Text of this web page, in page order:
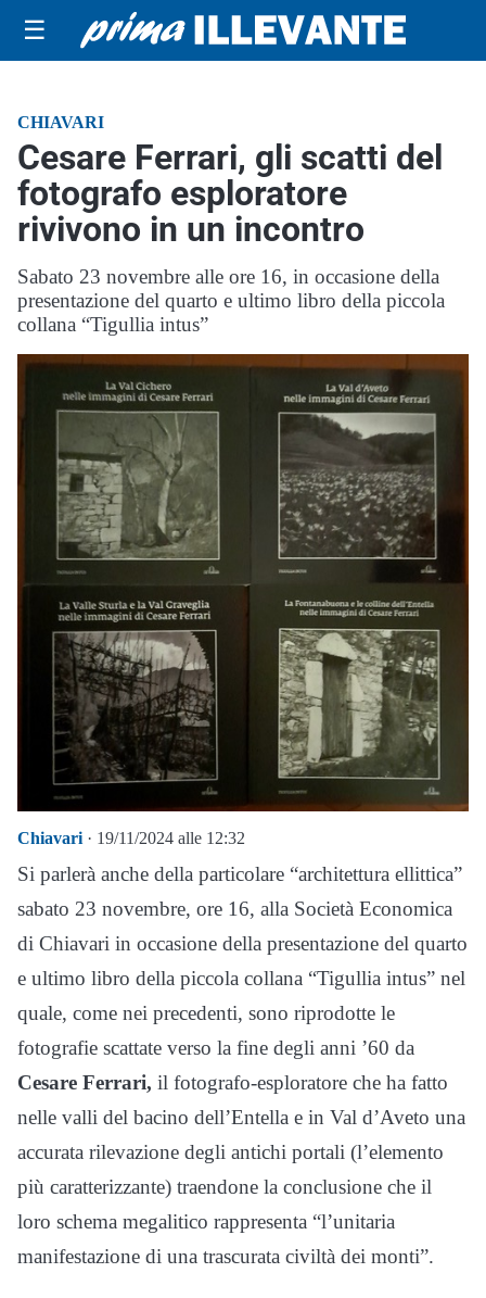
☰
CHIAVARI
Cesare Ferrari, gli scatti del
fotografo esploratore
rivivono in un incontro
Sabato 23 novembre alle ore 16, in occasione della
presentazione del quarto e ultimo libro della piccola
collana “Tigullia intus”
Chiavari · 19/11/2024 alle 12:32
Si parlerà anche della particolare “architettura ellittica”
sabato 23 novembre, ore 16, alla Società Economica
di Chiavari in occasione della presentazione del quarto
e ultimo libro della piccola collana “Tigullia intus” nel
quale, come nei precedenti, sono riprodotte le
fotografie scattate verso la fine degli anni ’60 da
Cesare Ferrari, il fotografo-esploratore che ha fatto
nelle valli del bacino dell’Entella e in Val d’Aveto una
accurata rilevazione degli antichi portali (l’elemento
più caratterizzante) traendone la conclusione che il
loro schema megalitico rappresenta “l’unitaria
manifestazione di una trascurata civiltà dei monti”.